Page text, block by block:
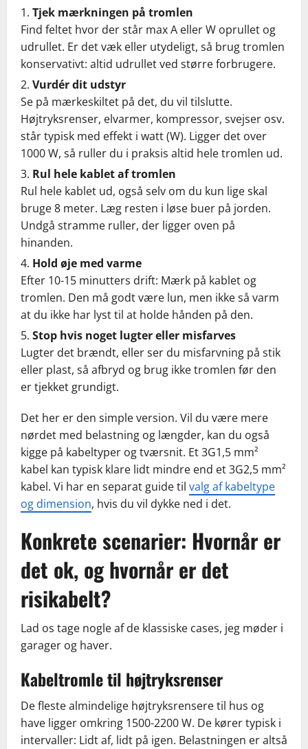
Tjek mærkningen på tromlen
Find feltet hvor der står max A eller W oprullet og
udrullet. Er det væk eller utydeligt, så brug tromlen
konservativt: altid udrullet ved større forbrugere.
Vurdér dit udstyr
Se på mærkeskiltet på det, du vil tilslutte.
Højtryksrenser, elvarmer, kompressor, svejser osv.
står typisk med effekt i watt (W). Ligger det over
1000 W, så ruller du i praksis altid hele tromlen ud.
Rul hele kablet af tromlen
Rul hele kablet ud, også selv om du kun lige skal
bruge 8 meter. Læg resten i løse buer på jorden.
Undgå stramme ruller, der ligger oven på
hinanden.
Hold øje med varme
Efter 10-15 minutters drift: Mærk på kablet og
tromlen. Den må godt være lun, men ikke så varm
at du ikke har lyst til at holde hånden på den.
Stop hvis noget lugter eller misfarves
Lugter det brændt, eller ser du misfarvning på stik
eller plast, så afbryd og brug ikke tromlen før den
er tjekket grundigt.
Det her er den simple version. Vil du være mere
nørdet med belastning og længder, kan du også
kigge på kabeltyper og tværsnit. Et 3G1,5 mm²
kabel kan typisk klare lidt mindre end et 3G2,5 mm²
kabel. Vi har en separat guide til valg af kabeltype
og dimension, hvis du vil dykke ned i det.
Konkrete scenarier: Hvornår er
det ok, og hvornår er det
risikabelt?
Lad os tage nogle af de klassiske cases, jeg møder i
garager og haver.
Kabeltromle til højtryksrenser
De fleste almindelige højtryksrensere til hus og
have ligger omkring 1500-2200 W. De kører typisk i
intervaller: Lidt af, lidt på igen. Belastningen er altså